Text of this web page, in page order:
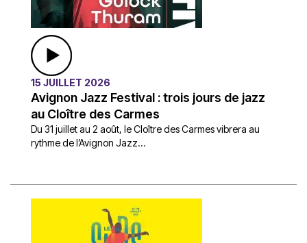
15 JUILLET 2026
Avignon Jazz Festival : trois jours de jazz
au Cloître des Carmes
Du 31 juillet au 2 août, le Cloître des Carmes vibrera au
rythme de l’Avignon Jazz...